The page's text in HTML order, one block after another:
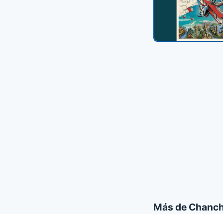
Más de